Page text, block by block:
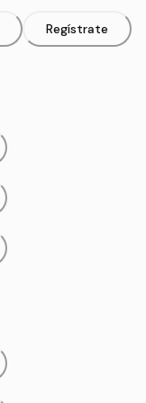
Regístrate